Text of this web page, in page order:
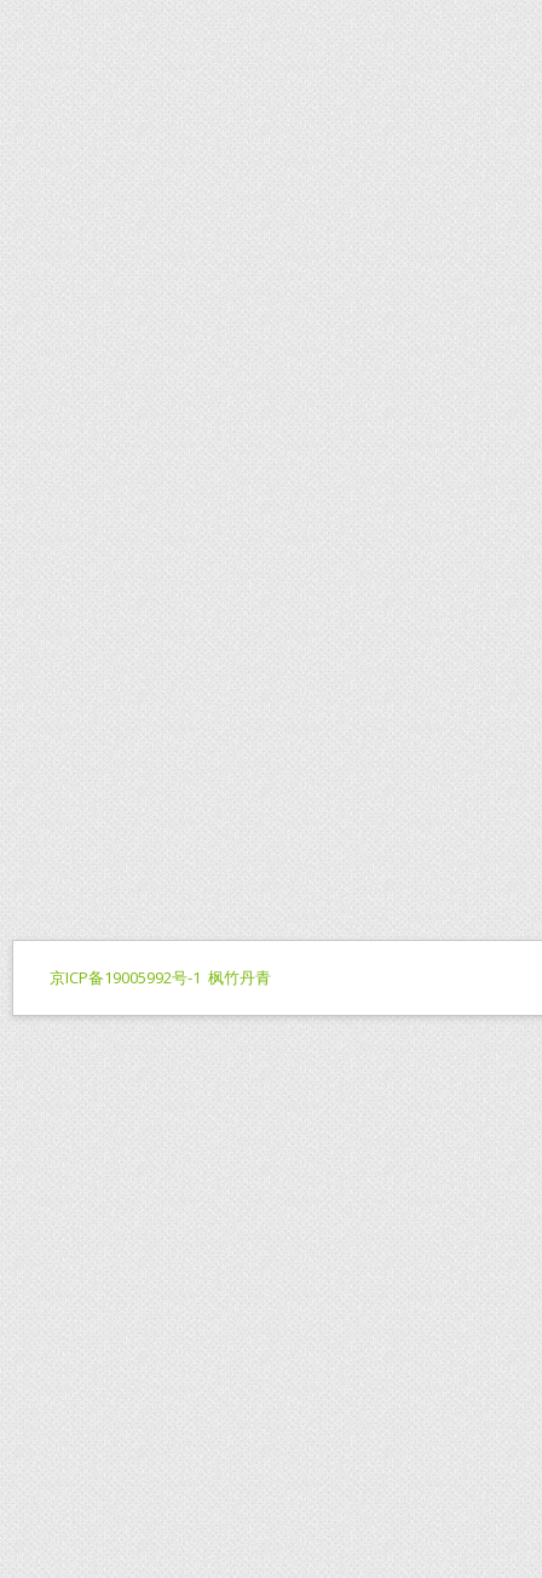
京ICP备19005992号-1 枫竹丹青